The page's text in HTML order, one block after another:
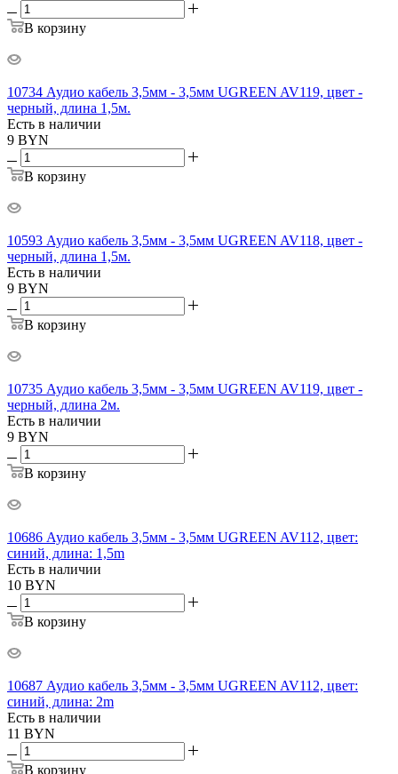
В корзину
10734 Аудио кабель 3,5мм - 3,5мм UGREEN AV119, цвет -
черный, длина 1,5м.
Есть в наличии
9 BYN
В корзину
10593 Аудио кабель 3,5мм - 3,5мм UGREEN AV118, цвет -
черный, длина 1,5м.
Есть в наличии
9 BYN
В корзину
10735 Аудио кабель 3,5мм - 3,5мм UGREEN AV119, цвет -
черный, длина 2м.
Есть в наличии
9 BYN
В корзину
10686 Аудио кабель 3,5мм - 3,5мм UGREEN AV112, цвет:
синий, длина: 1,5m
Есть в наличии
10 BYN
В корзину
10687 Аудио кабель 3,5мм - 3,5мм UGREEN AV112, цвет:
синий, длина: 2m
Есть в наличии
11 BYN
В корзину